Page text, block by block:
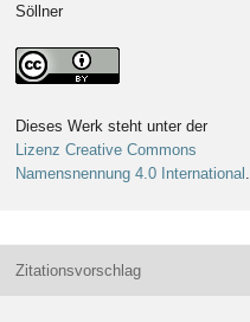
Söllner
Dieses Werk steht unter der
Lizenz Creative Commons
Namensnennung 4.0 International .
Zitationsvorschlag